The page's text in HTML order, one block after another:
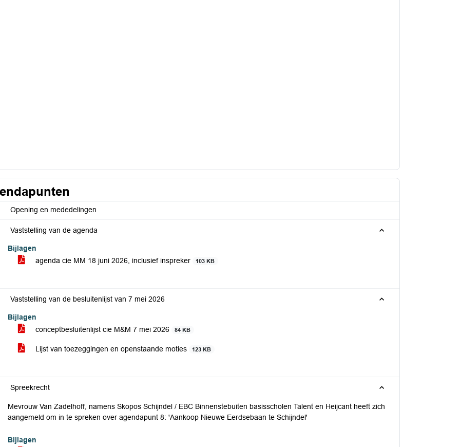
Opening en mededelingen
Vaststelling van de agenda
Bijlagen
agenda cie MM 18 juni 2026, inclusief inspreker
103 KB
Vaststelling van de besluitenlijst van 7 mei 2026
Bijlagen
conceptbesluitenlijst cie M&M 7 mei 2026
84 KB
Lijst van toezeggingen en openstaande moties 123 KB
Spreekrecht
Mevrouw Van Zadelhoff, namens Skopos Schijndel / EBC Binnenstebuiten basisscholen Talent en Heijcant heeft zich
aangemeld om in te spreken over agendapunt 8: 'Aankoop Nieuwe Eerdsebaan te Schijndel'
Bijlagen